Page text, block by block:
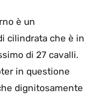
è un
cilindrata che è in
di 27 cavalli.
in questione
dignitosamente